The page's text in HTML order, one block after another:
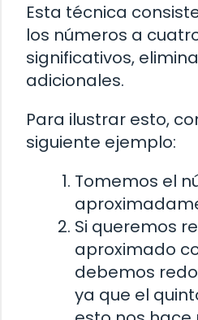
Esta técnica
los números a
significativos,
adicionales.
Para ilustrar esto,
siguiente ejemplo:
Tomemos el
Si queremos
aproximado
debemos
ya que el